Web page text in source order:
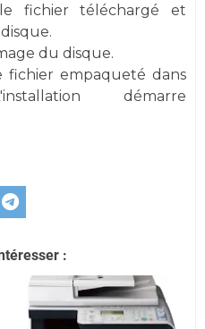
fichier téléchargé et
du disque.
fichier empaqueté dans
démarre
: